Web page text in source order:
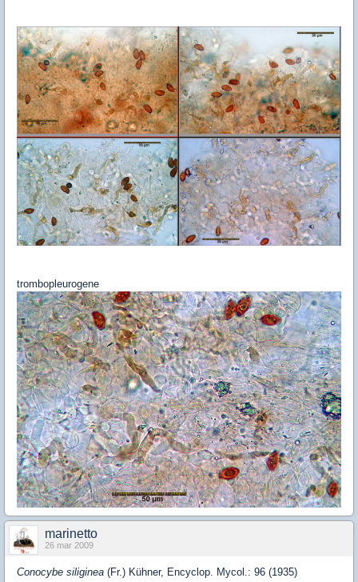
trombopleurogene
marinetto
26 mar 2009
Conocybe siliginea (Fr.) Kühner, Encyclop. Mycol.: 96 (1935)